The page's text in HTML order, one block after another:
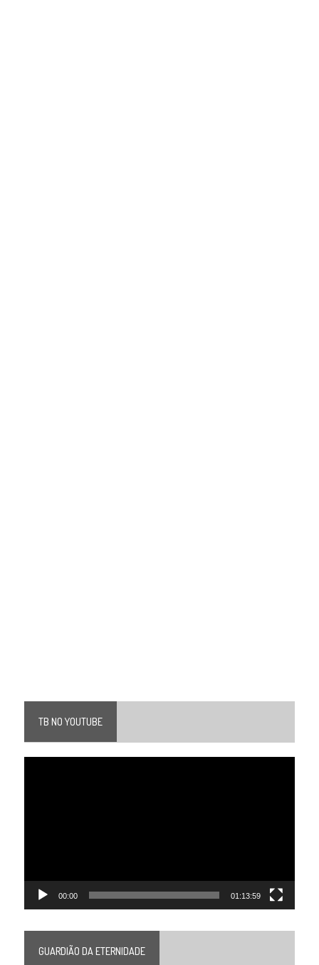
TB NO YOUTUBE
00:00 01:13:59
GUARDIÃO DA ETERNIDADE